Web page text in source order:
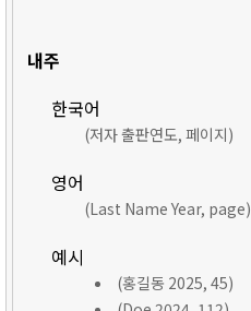
내주
한국어
(저자 출판연도, 페이지)
영어
(Last Name Year, page)
예시
(홍길동 2025, 45)